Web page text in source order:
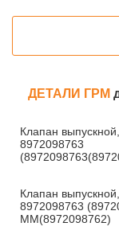
ДЕТАЛИ ГРМ
Клапан выпускной,
8972098763
Клапан выпускной,
8972098763
MM(8972098762)